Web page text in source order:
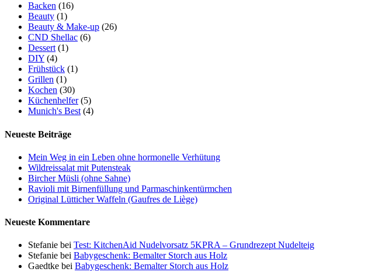
Backen (16)
Beauty (1)
Beauty & Make-up (26)
CND Shellac (6)
Dessert (1)
DIY (4)
Frühstück (1)
Grillen (1)
Kochen (30)
Küchenhelfer(5)
Munich's Best (4)
Neueste Beiträge
Mein Weg in ein Leben ohne hormonelle Verhütung
Wildreissalat mit Putensteak
Bircher Müsli (ohne Sahne)
Ravioli mit Birnenfüllung und Parmaschinkentürmchen
Original Lütticher Waffeln (Gaufres de Liège)
Neueste Kommentare
Stefanie bei Test: KitchenAid Nudelvorsatz 5KPRA – Grundrezept Nudelteig
Stefanie bei Babygeschenk: Bemalter Storch aus Holz
Gaedtke bei Babygeschenk: Bemalter Storch aus Holz